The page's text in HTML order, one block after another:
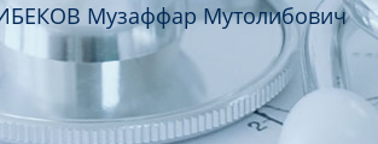
Музаффар Мутолибович